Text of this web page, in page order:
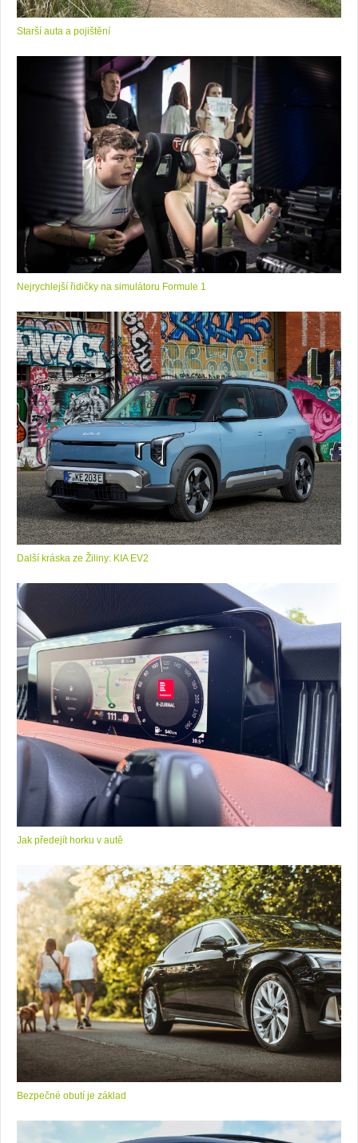
Starší auta a pojištění
Nejrychlejší řidičky na simulátoru Formule 1
Další kráska ze Žiliny: KIA EV2
Jak předejít horku v autě
Bezpečné obutí je základ